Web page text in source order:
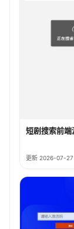
短剧搜索前
更新 2026-07-27